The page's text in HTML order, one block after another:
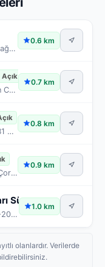
Trend Arena Avm Salih Omurtak Cad. Mağaza No:8 Çor
0.6 km
Açık
Ali Paşa Mah Cumhuriyet Bulv. Yükselen Cad No:30 Ç
0.7 km
Kazımiye Mh.Salih Omurtak Cd.No:54/B1 Çorlu/Tekird
0.8 km
Muhittin Mah.Bağlariçi 4 Sk.No:60 1/A Çorlu/Tekird
0.9 km
Süper Açık
Muhittin Mah.Çetin Emeç Bulv. No:20A-20B-20C-20D-2
1.0 km
olanlardır. Verilerde